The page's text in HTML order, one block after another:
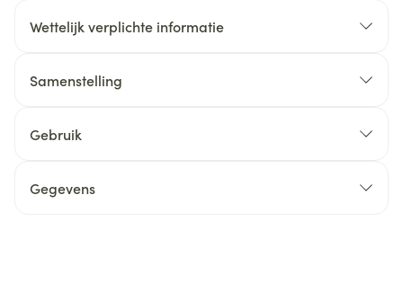
Wettelijk verplichte informatie
Samenstelling
Gebruik
Gegevens